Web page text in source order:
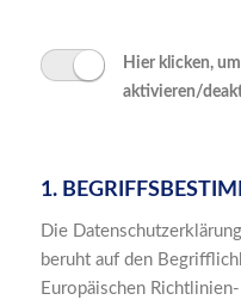
Hier klicken,
aktivieren/
1.
Die
beruht auf den
Europäischen